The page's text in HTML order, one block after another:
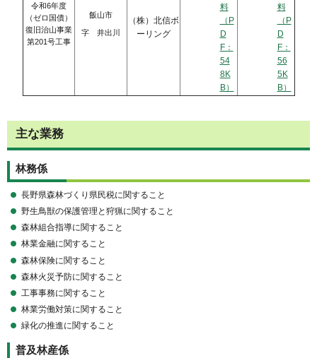
令和6年度
（ゼロ国債）
復旧治山事業
第201号工事
飯山市
字 井出川
（株）北信ボ
ーリング
料
（P
D
F：
54
8K
B）
料
（P
D
F：
56
5K
B）
主な業務
林務係
長野県森林づくり県民税に関すること
野生鳥獣の保護管理と狩猟に関すること
森林組合指導に関すること
林業金融に関すること
森林保険に関すること
森林火災予防に関すること
工事事務に関すること
林業労働対策に関すること
緑化の推進に関すること
普及林産係